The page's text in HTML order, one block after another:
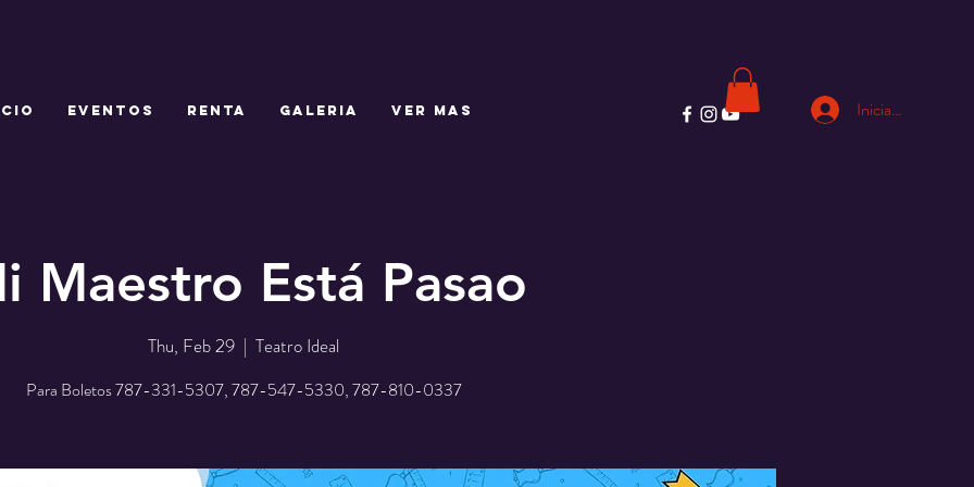
EVENTOS RENTA GALERIA Ver mas Iniciar sesión
Maestro Está Pasao
Thu, Feb 29
  |
Teatro Ideal
Para Boletos 787-331-5307, 787-547-5330, 787-810-0337